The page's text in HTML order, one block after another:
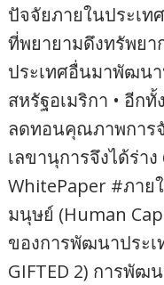
ปัจจัยภายในประเท
ที่พยายามดึงทรัพย
ประเทศอื่นมาพัฒนา
สหรัฐอเมริกา • อีก
ลดทอนคุณภาพการ
เลขานุการจึงได้ร่า
WhitePaper #ภาย
มนุษย์ (Human
ของการพัฒนาประเ
GIFTED 2) การพัฒ